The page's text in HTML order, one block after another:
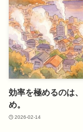
効率を極めるのは
め。
2026-02-14